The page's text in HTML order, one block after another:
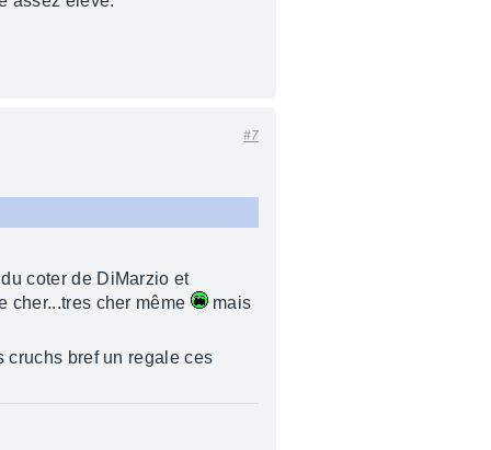
#7
coter de DiMarzio et
cher...tres cher même
mais
cruchs bref un regale ces